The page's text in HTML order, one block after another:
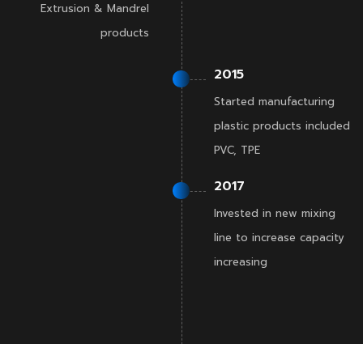
Extrusion & Mandrel
products
2015
Started manufacturing
plastic products included
PVC, TPE
2017
Invested in new mixing
line to increase capacity
increasing